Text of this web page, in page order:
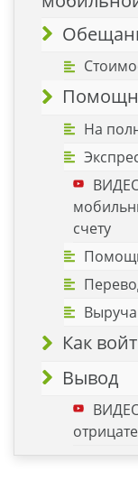
На
счету
Как
Вывод